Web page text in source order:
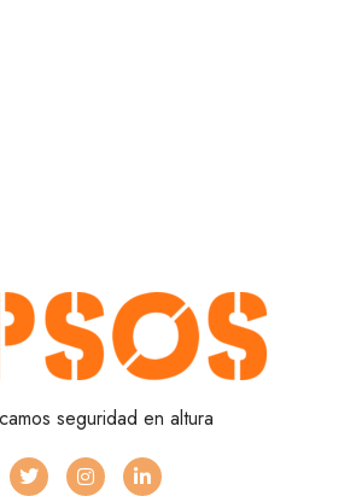
seguridad en altura